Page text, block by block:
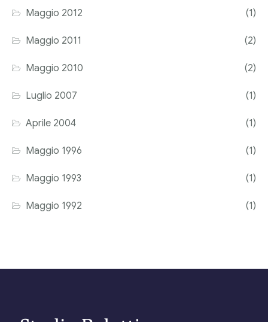
Maggio 2012 (1)
Maggio 2011 (2)
Maggio 2010 (2)
Luglio 2007 (1)
Aprile 2004 (1)
Maggio 1996 (1)
Maggio 1993 (1)
Maggio 1992 (1)